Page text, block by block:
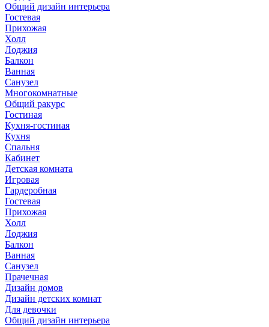
Общий дизайн интерьера
Гостевая
Прихожая
Холл
Лоджия
Балкон
Ванная
Санузел
Многокомнатные
Общий ракурс
Гостиная
Кухня-гостиная
Кухня
Спальня
Кабинет
Детская комната
Игровая
Гардеробная
Гостевая
Прихожая
Холл
Лоджия
Балкон
Ванная
Санузел
Прачечная
Дизайн домов
Дизайн детских комнат
Для девочки
Общий дизайн интерьера